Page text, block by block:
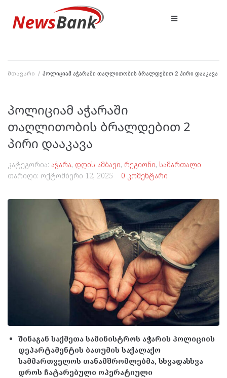
მთავარი / პოლიციამ აჭარაში თაღლითობის ბრალდებით 2 პირი დააკავა
პოლიციამ აჭარაში
თაღლითობის ბრალდებით 2
პირი დააკავა
კატეგორია: აჭარა, დღის ამბავი, რეგიონი, სამართალი
თარიღი: ოქტომბერი 12, 2025 0 კომენტარი
შინაგან საქმეთა სამინისტროს აჭარის პოლიციის
დეპარტამენტის ბათუმის საქალაქო
სამმართველოს თანამშრომლებმა, სხვადასხვა
დროს ჩატარებული ოპერატიული